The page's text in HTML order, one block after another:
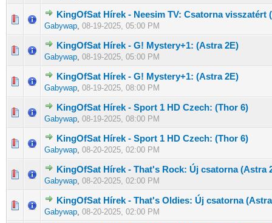
KingOfSat Hírek - Neesim TV: Csatorna visszatért
Gabywap, 08-19-2025, 05:00 PM
0 Szavazat - 0 / 5 átlagban
1 2345
KingOfSat Hírek - G! Mystery+1: (Astra 2E)
Gabywap, 08-19-2025, 05:00 PM
0 Szavazat - 0 / 5 átlagban
123 45
KingOfSat Hírek - G! Mystery+1: (Astra 2E)
Gabywap, 08-19-2025, 08:00 PM
0 Szavazat - 0 / 5 átlagban
123 45
KingOfSat Hírek - Sport 1 HD Czech: (Thor 6)
Gabywap, 08-19-2025, 08:00 PM
0 Szavazat - 0 / 5 átlagban
12345
KingOfSat Hírek - Sport 1 HD Czech: (Thor 6)
Gabywap, 08-20-2025, 02:00 PM
0 Szavazat - 0 / 5 átlagban
12345
KingOfSat Hírek - That's Rock: Új csatorna (Astra
Gabywap, 08-20-2025, 02:00 PM
0 Szavazat - 0 / 5 átlagban
12345
KingOfSat Hírek - That's Oldies: Új csatorna
Gabywap, 08-20-2025, 02:00 PM
0 Szavazat - 0 / 5 átlagban
12345